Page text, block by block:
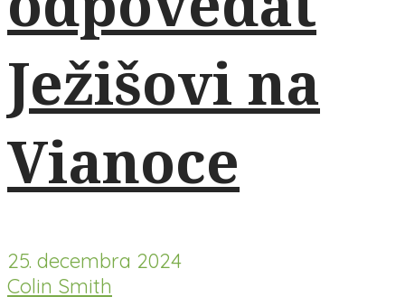
Ježišovi na
Vianoce
25. decembra 2024
Colin Smith